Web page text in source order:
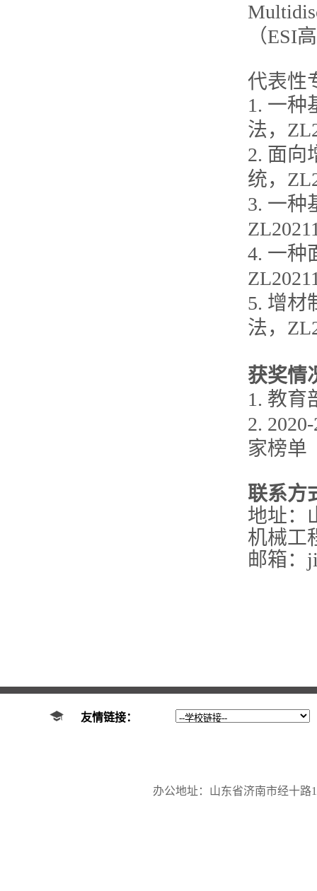
（ESI
代表性
1. 一种
法，
2. 面向
统，
3. 一种
4. 一种
5. 增材
法，
获奖情
1. 教育
2.
家榜单
联系方
地址：
机械工
邮箱：
友情链接：
办公地址：山东省济南市经十路